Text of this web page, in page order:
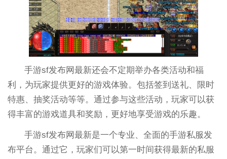
手游sf发布网最新还会不定期举办各类活动和福
利，为玩家提供更好的游戏体验。包括签到送礼、限时
特惠、抽奖活动等等。通过参与这些活动，玩家可以获
得丰富的游戏道具和奖励，更好地享受游戏的乐趣。
手游sf发布网最新是一个专业、全面的手游私服发
布平台。通过它，玩家们可以第一时间获得最新的私服